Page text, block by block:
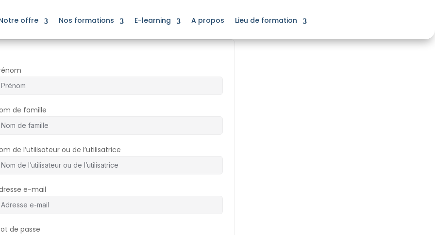
offre Nos formations E-learning A propos Lieu de formation
de famille
de l’utilisateur ou de l’utilisatrice
e-mail
de passe